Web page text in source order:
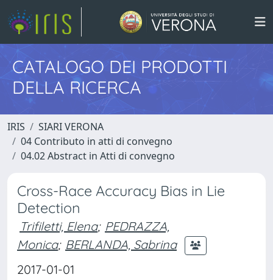
CATALOGO DEI PRODOTTI
DELLA RICERCA
IRIS
SIARI VERONA
04 Contributo in atti di convegno
04.02 Abstract in Atti di convegno
Cross-Race Accuracy Bias in Lie
Detection
Trifiletti, Elena; PEDRAZZA,
Monica; BERLANDA, Sabrina
2017-01-01